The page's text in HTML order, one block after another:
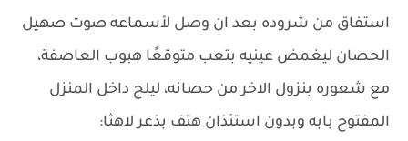
استفاق من شروده بعد ان وصل لأسماعه صوت صهيل
الحصان ليغمض عينيه بتعب متوقعًا هبوب العاصفة،
مع شعوره بنزول الاخر من حصانه، ليلج داخل المنزل
المفتوح بابه وبدون استئذان هتف بذعر لاهثا: